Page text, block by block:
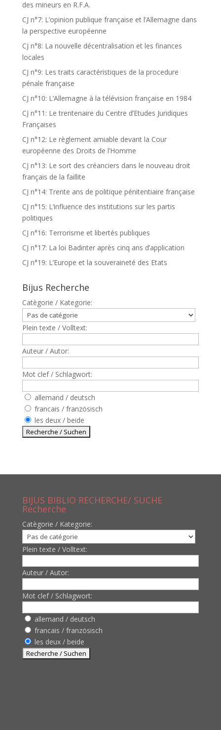
des mineurs en R.F.A.
CJ n°7: L’opinion publique française et l’Allemagne dans
la perspective européenne
CJ n°8: La nouvelle décentralisation et les finances
locales
CJ n°9: Les traits caractéristiques de la procedure
pénale française
CJ n°10: L’Allemagne à la télévision française en 1984
CJ n°11: Le trentenaire du Centre d’Etudes Juridiques
Françaises
CJ n°12: Le règlement amiable devant la Cour
européenne des Droits de l’Homme
CJ n°13: Le sort des créanciers dans le nouveau droit
français de la faillite
CJ n°14: Trente ans de politique pénitentiaire française
CJ n°15: L’influence des institutions sur les partis
politiques
CJ n°16: Terrorisme et libertés publiques
CJ n°17: La loi Badinter après cinq ans d’application
CJ n°19: L’Europe et la souveraineté des Etats
Bijus Recherche
Catègorie / Kategorie:
Plein texte / Volltext:
Auteur / Autor:
Mot clef / Schlagwort:
allemand / deutsch
francais / französisch
les deux / beide
BIJUS BIBLIO RECHERCHE/ SUCHE
Recherche
Catègorie / Kategorie:
Plein texte / Volltext:
Auteur / Autor:
Mot clef / Schlagwort:
allemand / deutsch
francais / französisch
les deux / beide